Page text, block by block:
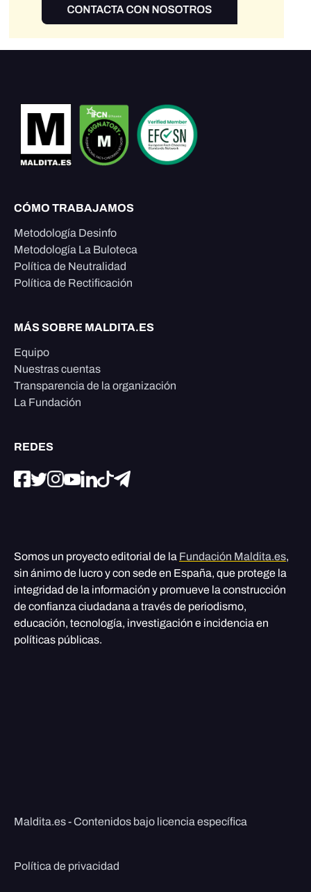
CÓMO TRABAJAMOS
Metodología Desinfo
Metodología La Buloteca
Política de Neutralidad
Política de Rectificación
MÁS SOBRE MALDITA.ES
Equipo
Nuestras cuentas
Transparencia de la organización
La Fundación
REDES
Somos un proyecto editorial de la Fundación Maldita.es,
sin ánimo de lucro y con sede en España, que protege la
integridad de la información y promueve la construcción
de confianza ciudadana a través de periodismo,
educación, tecnología, investigación e incidencia en
políticas públicas.
Maldita.es - Contenidos bajo licencia específica
Política de privacidad